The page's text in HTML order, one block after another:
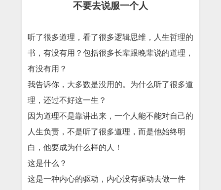
不要去说服一个人
听了很多道理，看了很多逻辑思维，人生哲理的
书，有没有用？包括很多长辈跟晚辈说的道理，
有没有用？
我告诉你，大多数是没用的。为什么听了很多道
理，还过不好这一生？
因为道理不是靠讲出来，一个人能不能对自己的
人生负责，不是听了很多道理，而是他始终明
白，他要成为什么样的人！
这是什么？
这是一种内心的驱动，内心没有驱动去做一件